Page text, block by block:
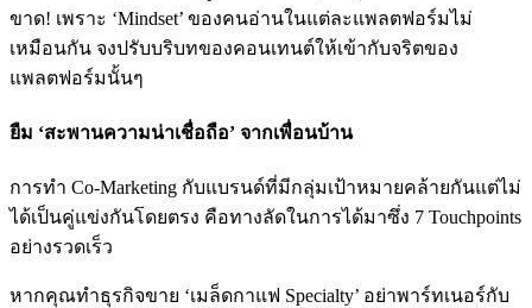
ขาด! เพราะ ‘Mindset’ ของคนอ่านในแต่ละแพลตฟอร์มไม่
เหมือนกัน จงปรับบริบทของคอนเทนต์ให้เข้ากับจริตของ
แพลตฟอร์มนั้นๆ
ยืม ‘สะพานความน่าเชื่อถือ’ จากเพื่อนบ้าน
การทำ Co-Marketing กับแบรนด์ที่มีกลุ่มเป้าหมายคล้ายกันแต่ไม่
ได้เป็นคู่แข่งกันโดยตรง คือทางลัดในการได้มาซึ่ง 7 Touchpoints
อย่างรวดเร็ว
หากคุณทำธุรกิจขาย ‘เมล็ดกาแฟ Specialty’ อย่าพาร์ทเนอร์กับ